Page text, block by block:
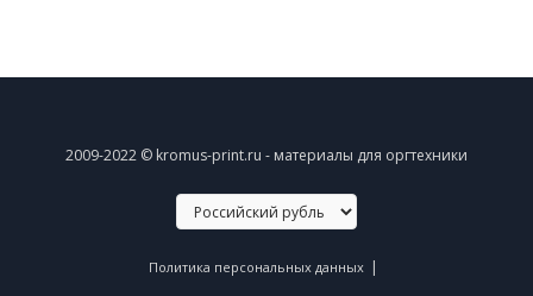
2009-2022 © kromus-print.ru - материалы для оргтехники
Политика персональных данных |